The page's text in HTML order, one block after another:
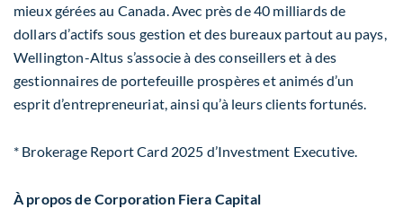
mieux gérées au Canada. Avec près de 40 milliards de
dollars d’actifs sous gestion et des bureaux partout au pays,
Wellington-Altus s’associe à des conseillers et à des
gestionnaires de portefeuille prospères et animés d’un
esprit d’entrepreneuriat, ainsi qu’à leurs clients fortunés.
* Brokerage Report Card 2025 d’Investment Executive.
À propos de Corporation Fiera Capital